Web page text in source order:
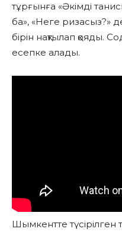
тұрғынға «Әкімді
ба», «Неге ризасыз?»
бірін нақтылап қояды.
есепке алады.
Шымкентте түсірілген